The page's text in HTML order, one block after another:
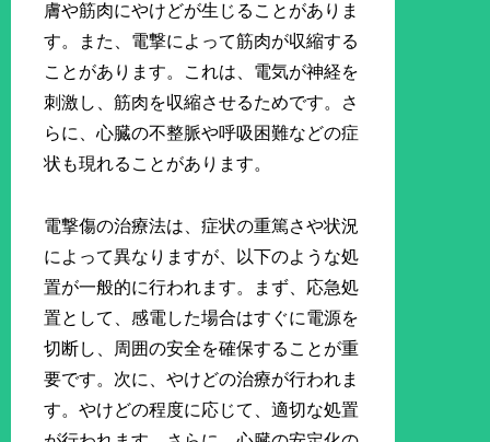
膚や筋肉にやけどが生じることがありま
す。また、電撃によって筋肉が収縮する
ことがあります。これは、電気が神経を
刺激し、筋肉を収縮させるためです。さ
らに、心臓の不整脈や呼吸困難などの症
状も現れることがあります。
電撃傷の治療法は、症状の重篤さや状況
によって異なりますが、以下のような処
置が一般的に行われます。まず、応急処
置として、感電した場合はすぐに電源を
切断し、周囲の安全を確保することが重
要です。次に、やけどの治療が行われま
す。やけどの程度に応じて、適切な処置